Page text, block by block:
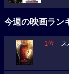
今週の映画ラン
1位 ス